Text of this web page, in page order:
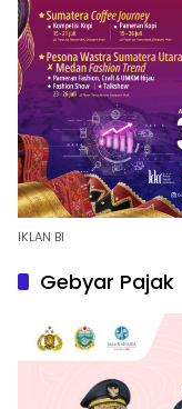
IKLAN BI
Gebyar Pajak